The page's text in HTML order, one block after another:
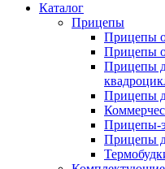
Каталог
Прицепы
Прицепы
Прицепы
Прицепы
Прицепы
Прицепы-
Прицепы